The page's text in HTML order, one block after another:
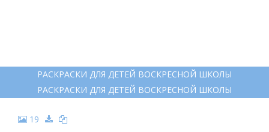
РАСКРАСКИ ДЛЯ ДЕТЕЙ ВОСКРЕСНОЙ ШКОЛЫ
РАСКРАСКИ ДЛЯ ДЕТЕЙ ВОСКРЕСНОЙ ШКОЛЫ
19